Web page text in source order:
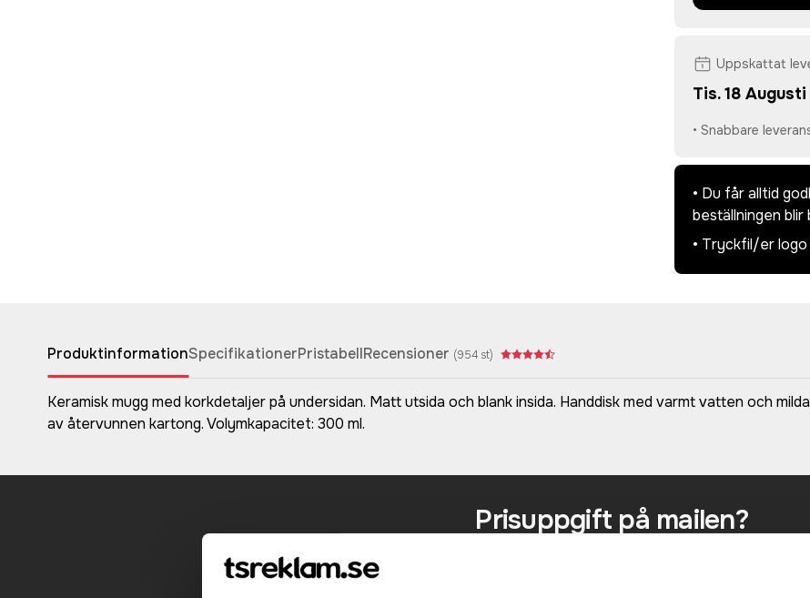
Uppskattat
Tis. 18 Augusti
• Snabbare
• Du får alltid
beställningen blir
• Tryckfil/er logo
ProduktinformationSpecifikationerPristabellRecensioner (954 st)
Keramisk mugg med korkdetaljer på undersidan. Matt utsida och blank insida. Handdisk med varmt vatten och
av återvunnen kartong. Volymkapacitet: 300 ml.
Prisuppgift på mailen?